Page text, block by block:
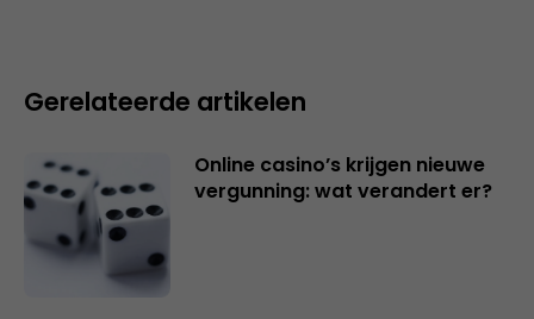
Gerelateerde artikelen
Online casino’s krijgen nieuwe
vergunning: wat verandert er?